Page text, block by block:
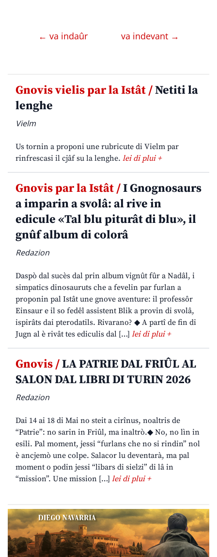
← va indaûr va indevant →
Gnovis vielis par la Istât /Netiti la
lenghe
Vielm
Us tornin a proponi une rubricute di Vielm par
rinfrescasi il cjâf su la lenghe. lei di plui +
Gnovis par la Istât /I Gnognosaurs
a imparin a svolâ: al rive in
edicule «Tal blu piturât di blu», il
gnûf album di colorâ
Redazion
Daspò dal sucès dal prin album vignût fûr a Nadâl, i
simpatics dinosauruts che a fevelin par furlan a
proponin pal Istât une gnove aventure: il professôr
Einsaur e il so fedêl assistent Blik a provin di svolâ,
ispirâts dai pterodatils. Rivarano? ◆ A partî de fin di
Jugn al è rivât tes ediculis dal […] lei di plui +
Gnovis /LA PATRIE DAL FRIÛL AL
SALON DAL LIBRI DI TURIN 2026
Redazion
Dai 14 ai 18 di Mai no steit a cirînus, noaltris de
“Patrie”: no sarin in Friûl, ma inaltrò.◆ No, no lìn in
esili. Pal moment, jessi “furlans che no si rindin” nol
è ancjemò une colpe. Salacor lu deventarà, ma pal
moment o podin jessi “libars di sielzi” di lâ in
“mission”. Une mission […] lei di plui +